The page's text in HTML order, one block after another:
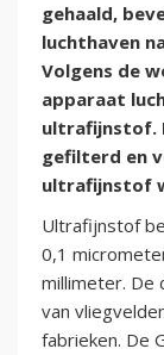
gehaald,
luchthaven
Volgens de
apparaat
ultrafijnstof.
gefilterd en
ultrafijnstof
Ultrafijnstof
0,1
millimeter. De
van
fabrieken. De